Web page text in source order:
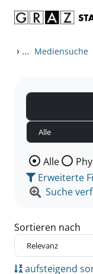
› ... Mediensuche
Wählen Sie
Alle
Erweiterte
Suche
Sortieren nach
aufsteigend